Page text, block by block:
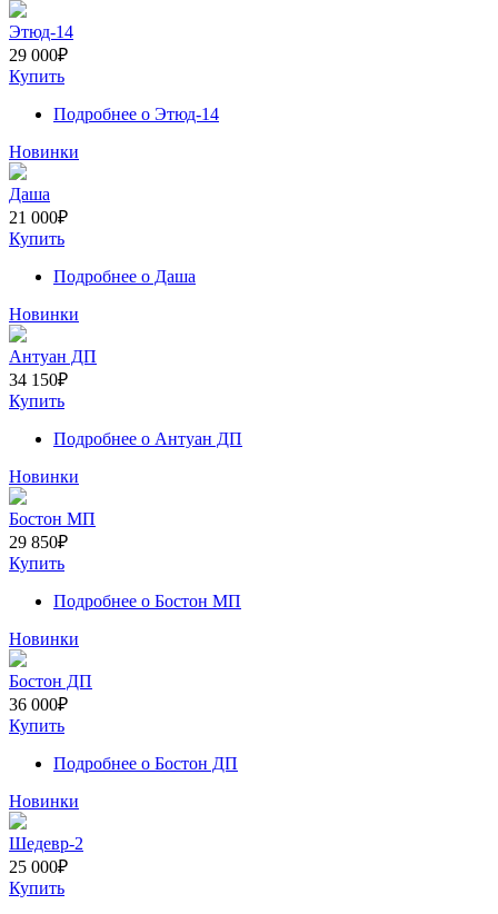
Этюд-14
29 000₽
Купить
Подробнее о Этюд-14
Новинки
Даша
21 000₽
Купить
Подробнее о Даша
Новинки
Антуан ДП
34 150₽
Купить
Подробнее о Антуан ДП
Новинки
Бостон МП
29 850₽
Купить
Подробнее о Бостон МП
Новинки
Бостон ДП
36 000₽
Купить
Подробнее о Бостон ДП
Новинки
Шедевр-2
25 000₽
Купить